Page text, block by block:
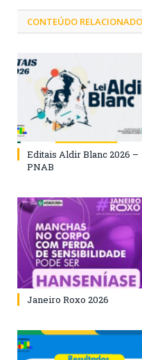
CONTEÚDO RELACIONADO
Editais Aldir Blanc 2026 –
PNAB
Janeiro Roxo 2026